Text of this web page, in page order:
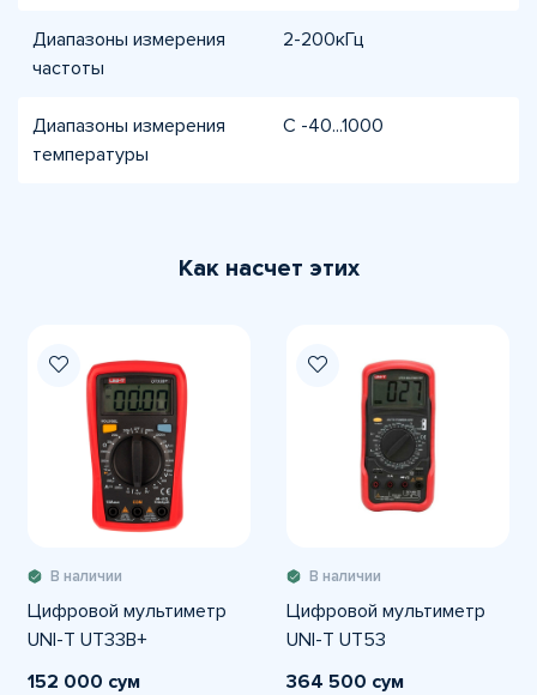
Диапазоны измерения
частоты
2-200кГц
Диапазоны измерения
температуры
С -40...1000
Как насчет этих
В наличии
Цифровой мультиметр
UNI-T UT33B+
152 000 сум
В наличии
Цифровой мультиметр
UNI-T UT53
364 500 сум